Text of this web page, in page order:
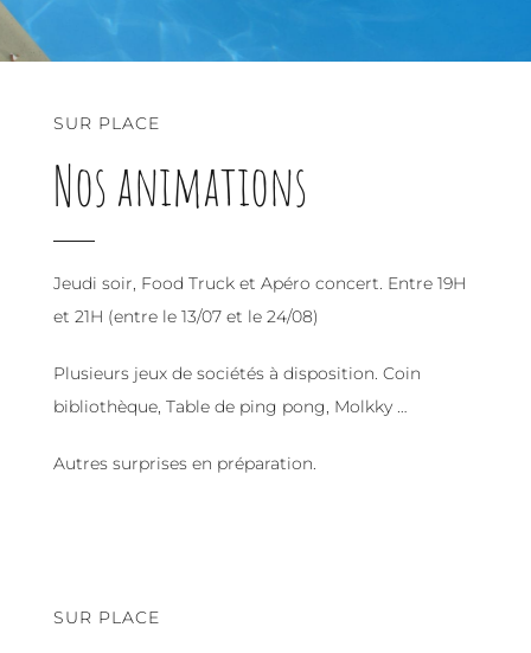
SUR PLACE
Nos animations
Jeudi soir, Food Truck et Apéro concert. Entre 19H
et 21H (entre le 13/07 et le 24/08)
Plusieurs jeux de sociétés à disposition. Coin
bibliothèque, Table de ping pong, Molkky …
Autres surprises en préparation.
SUR PLACE